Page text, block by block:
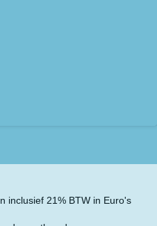
inclusief 21% BTW in Euro's